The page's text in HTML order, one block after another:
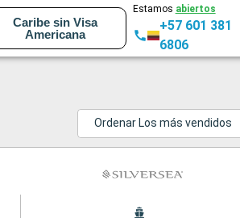
Caribe sin Visa
Americana
Estamos abiertos
+57 601 381
6806
Ordenar Los más vendidos